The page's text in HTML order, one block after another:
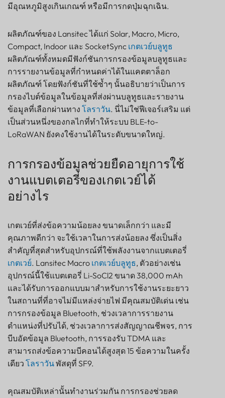
มีอุณหภูมิสูงเกินเกณฑ์ หรือมีการกดปุ่มฉุกเฉิน.
ผลิตภัณฑ์ของ Lansitec ได้แก่ Solar, Macro, Micro,
Compact, Indoor และ SocketSync เกตเวย์บลูทูธ
ผลิตภัณฑ์ทั้งหมดมีฟังก์ชันการกรองข้อมูลบลูทูธและ
การรายงานข้อมูลที่กำหนดค่าได้ในแคตตาล็อก
ผลิตภัณฑ์ โดยฟังก์ชันที่ใช้ซ้ำๆ นั้นอธิบายว่าเป็นการ
กรองไบต์ข้อมูลในข้อมูลที่ส่งผ่านบลูทูธและรายงาน
ข้อมูลที่เลือกผ่านทาง โลราวัน. นี่ไม่ใช่ฟีเจอร์เสริม แต่
เป็นส่วนหนึ่งของกลไกที่ทำให้ระบบ BLE-to-
LoRaWAN ยังคงใช้งานได้ในระดับขนาดใหญ่.
การกรองข้อมูลช่วยยืดอายุการใช้
งานแบตเตอรี่ของเกตเวย์ได้
อย่างไร
เกตเวย์ที่ส่งข้อความน้อยลง ขนาดเล็กกว่า และมี
คุณภาพดีกว่า จะใช้เวลาในการส่งน้อยลง ซึ่งเป็นสิ่ง
สำคัญที่สุดสำหรับอุปกรณ์ที่ใช้พลังงานจากแบตเตอรี่
เกตเวย์. Lansitec Macro เกตเวย์บลูทูธ, ตัวอย่างเช่น
อุปกรณ์นี้ใช้แบตเตอรี่ Li-SoCl2 ขนาด 38,000 mAh
และได้รับการออกแบบมาสำหรับการใช้งานระยะยาว
ในสถานที่ที่อาจไม่มีแหล่งจ่ายไฟ มีคุณสมบัติเด่น เช่น
การกรองข้อมูล Bluetooth, ช่วงเวลาการรายงาน
ตำแหน่งที่ปรับได้, ช่วงเวลาการส่งสัญญาณชีพจร, การ
บีบอัดข้อมูล Bluetooth, การรองรับ TDMA และ
สามารถส่งข้อความบีคอนได้สูงสุด 15 ข้อความในครั้ง
เดียว โลราวันพัสดุที่ SF9.
คุณสมบัติเหล่านั้นทำงานร่วมกัน การกรองช่วยลด